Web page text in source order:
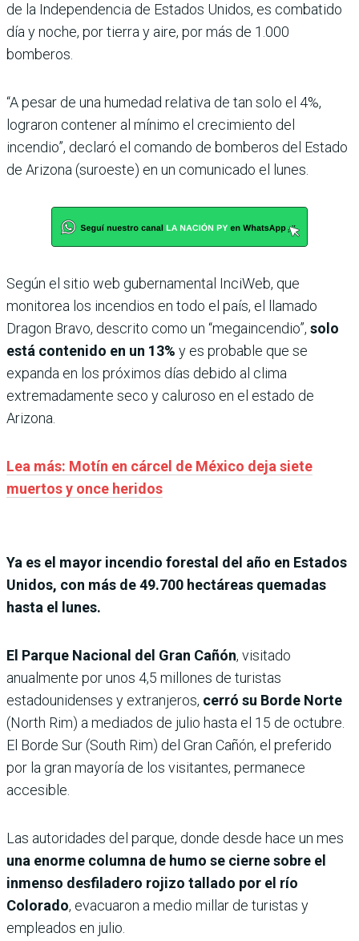
de la Independencia de Estados Unidos, es combatido
día y noche, por tierra y aire, por más de 1.000
bomberos.
“A pesar de una humedad relativa de tan solo el 4%,
lograron contener al mínimo el crecimiento del
incendio”, declaró el comando de bomberos del Estado
de Arizona (suroeste) en un comunicado el lunes.
Según el sitio web gubernamental InciWeb, que
monitorea los incendios en todo el país, el llamado
Dragon Bravo, descrito como un “megaincendio”, solo
está contenido en un 13% y es probable que se
expanda en los próximos días debido al clima
extremadamente seco y caluroso en el estado de
Arizona.
Lea más: Motín en cárcel de México deja siete
muertos y once heridos
Ya es el mayor incendio forestal del año en Estados
Unidos, con más de 49.700 hectáreas quemadas
hasta el lunes.
El Parque Nacional del Gran Cañón, visitado
anualmente por unos 4,5 millones de turistas
estadounidenses y extranjeros, cerró su Borde Norte
(North Rim) a mediados de julio hasta el 15 de octubre.
El Borde Sur (South Rim) del Gran Cañón, el preferido
por la gran mayoría de los visitantes, permanece
accesible.
Las autoridades del parque, donde desde hace un mes
una enorme columna de humo se cierne sobre el
inmenso desfiladero rojizo tallado por el río
Colorado, evacuaron a medio millar de turistas y
empleados en julio.